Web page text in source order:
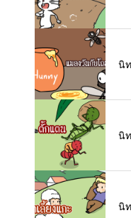
นิ
นิ
นิ